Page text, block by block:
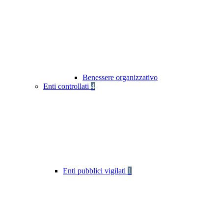
Benessere organizzativo
Enti controllati 4
Enti pubblici vigilati 1